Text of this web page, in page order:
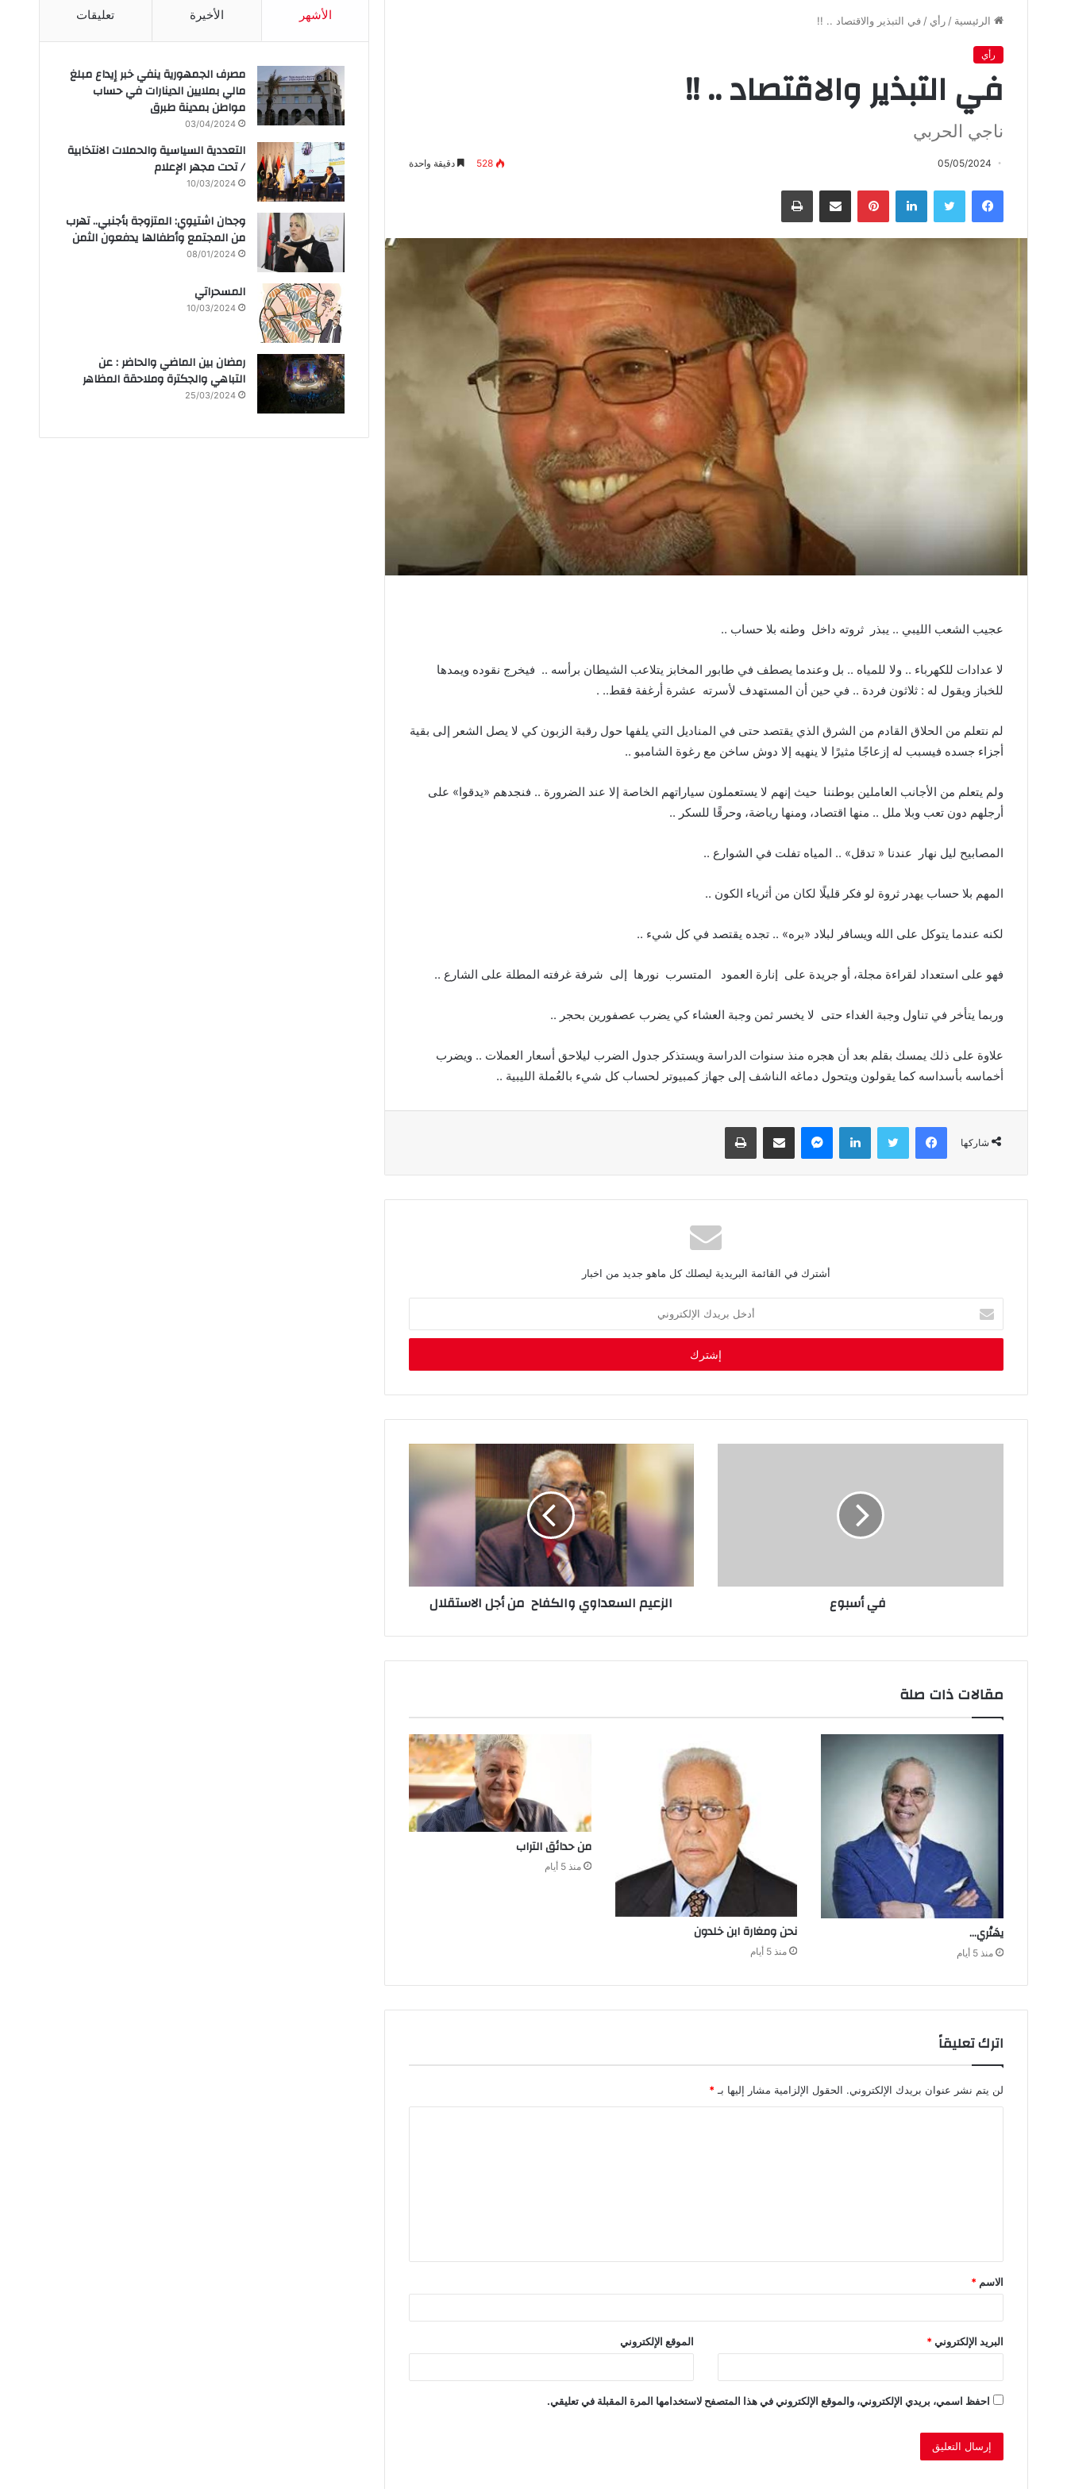
الرئيسية / رأي / في التبذير والاقتصاد .. !!
رأي
في التبذير والاقتصاد .. !!
ناجي الحربي
05/05/2024
528 دقيقة واحدة
فيسبوك تويتر لينكدإن بينتيريست مشاركة عبر البريد طباعة
عجيب الشعب الليبي .. يبذر ثروته داخل وطنه بلا حساب ..
لا عدادات للكهرباء .. ولا للمياه .. بل وعندما يصطف في طابور المخابز يتلاعب الشيطان برأسه .. فيخرج نقوده ويمدها
للخباز ويقول له : ثلاثون فردة .. في حين أن المستهدف لأسرته عشرة أرغفة فقط.. .
لم نتعلم من الحلاق القادم من الشرق الذي يقتصد حتى في المناديل التي يلفها حول رقبة الزبون كي لا يصل الشعر إلى بقية
أجزاء جسده فيسبب له إزعاجًا مثيرًا لا ينهيه إلا دوش ساخن مع رغوة الشامبو ..
ولم يتعلم من الأجانب العاملين بوطننا حيث إنهم لا يستعملون سياراتهم الخاصة إلا عند الضرورة .. فنجدهم «يدقوا» على
أرجلهم دون تعب وبلا ملل .. منها اقتصاد، ومنها رياضة، وحرقًا للسكر ..
المصابيح ليل نهار عندنا « تدقل»
.. المياه تفلت في الشوارع ..
المهم بلا حساب يهدر ثروة لو فكر قليلًا لكان من أثرياء الكون ..
لكنه عندما يتوكل على الله ويسافر لبلاد «بره»
.. تجده يقتصد في كل شيء ..
فهو على استعداد لقراءة مجلة، أو جريدة على إنارة العمود المتسرب نورها إلى شرفة غرفته المطلة على الشارع ..
وربما يتأخر في تناول وجبة الغداء حتى لا يخسر ثمن وجبة العشاء كي يضرب عصفورين بحجر ..
علاوة على ذلك يمسك بقلم بعد أن هجره منذ سنوات الدراسة ويستذكر جدول الضرب ليلاحق أسعار العملات .. ويضرب
أخماسه بأسداسه كما يقولون ويتحول دماغه الناشف إلى جهاز كمبيوتر لحساب كل شيء بالعُملة الليبية ..
شاركها
فيسبوك تويتر لينكدإن ماسنجر مشاركة عبر البريد طباعة
أشترك في القائمة البريدية ليصلك كل ماهو جديد من اخبار
خ
ب
د
ن
في أسبوع الزعيم السعداوي والكفاح من أجل الاستقلال
مقالات ذات صلة
يهَتْري‭…‬
منذ 5 أيام
نحن‭ ‬ومغارة ابن‭ ‬خلدون
منذ 5 أيام
من‭ ‬حدائق‭ ‬التراب
منذ 5 أيام
اترك تعليقاً
لن يتم نشر عنوان بريدك الإلكتروني. الحقول الإلزامية مشار إليها بـ*
ق
*
الاسم *
البريد الإلكتروني* الموقع الإلكتروني
احفظ اسمي، بريدي الإلكتروني، والموقع الإلكتروني في هذا المتصفح لاستخدامها المرة المقبلة في تعليقي.
الأشهر الأخيرة تعليقات
مصرف الجمهورية ينفي خبر إيداع مبلغ
مالي بملايين الدينارات في حساب
مواطن بمدينة طبرق
03/04/2024
التعددية السياسية والحملات الانتخابية
/ تحت مجهر الإعلام
10/03/2024
وجدان اشتيوي: المتزوجة بأجنبي.. تهرب
من المجتمع وأطفالها يدفعون الثمن
08/01/2024
المسحراتي
10/03/2024
رمضان بين الماضي والحاضر : عن
التباهي والجكترة وملاحقة المظاهر
25/03/2024